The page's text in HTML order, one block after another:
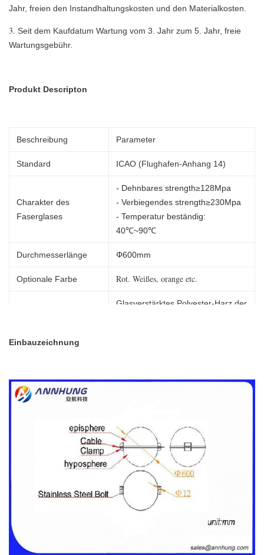
Jahr, freien den Instandhaltungskosten und den Materialkosten.
3. Seit dem Kaufdatum Wartung vom 3. Jahr zum 5. Jahr, freie
Wartungsgebühr.
Produkt Descripton
Beschreibung Parameter
Standard ICAO (Flughafen-Anhang 14)
Charakter des
Faserglases
- Dehnbares strength≥128Mpa
- Verbiegendes strength≥230Mpa
- Temperatur beständig:
40℃~90℃
Durchmesserlänge Φ600mm
Optionale Farbe Rot. Weißes, orange etc.
Glasverstärktes Polyester-Harz der
Befestigungsstück
Nettogewicht 6.3Kg
Einbauzeichnung